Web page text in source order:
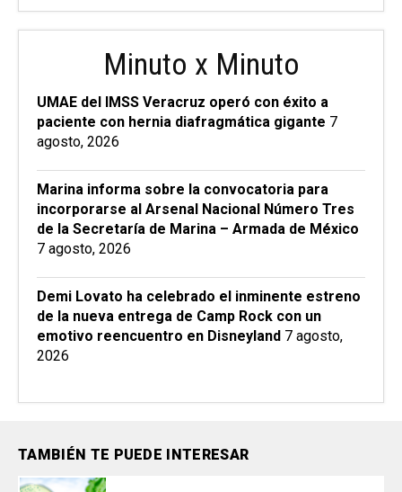
Minuto x Minuto
UMAE del IMSS Veracruz operó con éxito a
paciente con hernia diafragmática gigante 7
agosto, 2026
Marina informa sobre la convocatoria para
incorporarse al Arsenal Nacional Número Tres
de la Secretaría de Marina – Armada de México
7 agosto, 2026
Demi Lovato ha celebrado el inminente estreno
de la nueva entrega de Camp Rock con un
emotivo reencuentro en Disneyland 7 agosto,
2026
TAMBIÉN TE PUEDE INTERESAR